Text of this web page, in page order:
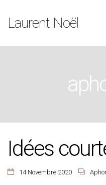
Laurent Noël
Idées
14 Novembre 2020